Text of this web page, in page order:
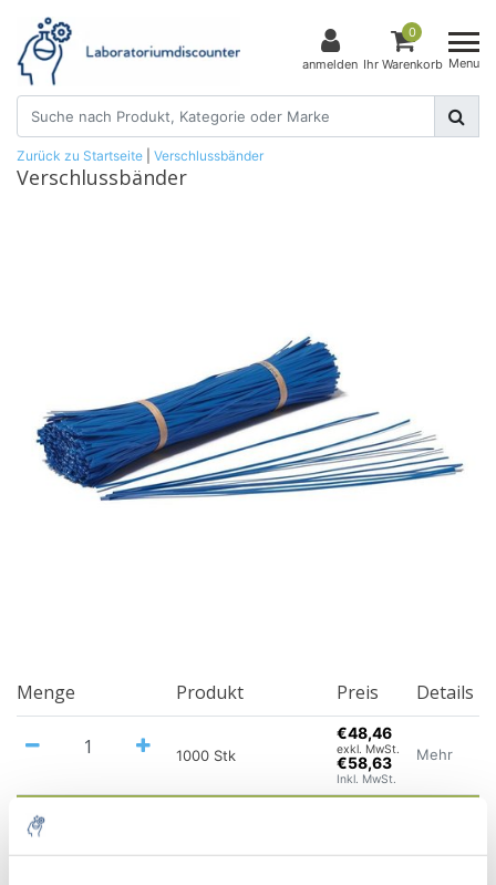
anmelden
0
Ihr Warenkorb Menu
Zurück zu Startseite Verschlussbänder
Verschlussbänder
Menge Produkt Preis Details
1000 Stk
€48,46
exkl. MwSt.
€58,63
Inkl. MwSt.
Mehr